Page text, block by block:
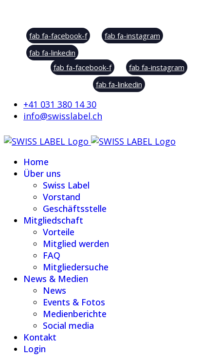
fab fa-facebook-f
fab fa-instagram
fab fa-linkedin
fab fa-facebook-f
fab fa-instagram
fab fa-linkedin
+41 031 380 14 30
info@swisslabel.ch
Home
Über uns
Swiss Label
Vorstand
Geschäftsstelle
Mitgliedschaft
Vorteile
Mitglied werden
FAQ
Mitgliedersuche
News & Medien
News
Events & Fotos
Medienberichte
Social media
Kontakt
Login